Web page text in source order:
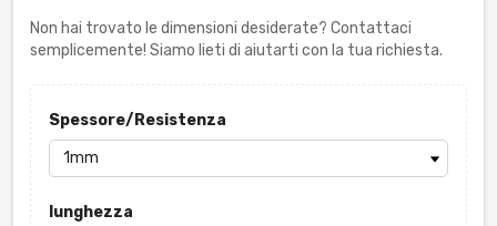
Non hai trovato le dimensioni desiderate? Contattaci
semplicemente! Siamo lieti di aiutarti con la tua richiesta.
Spessore/Resistenza
lunghezza